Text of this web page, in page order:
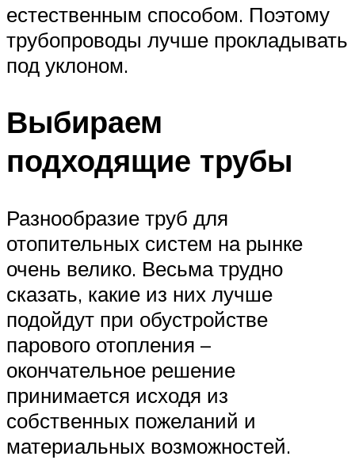
естественным способом. Поэтому
трубопроводы лучше прокладывать
под уклоном.
Выбираем
подходящие трубы
Разнообразие труб для
отопительных систем на рынке
очень велико. Весьма трудно
сказать, какие из них лучше
подойдут при обустройстве
парового отопления –
окончательное решение
принимается исходя из
собственных пожеланий и
материальных возможностей.